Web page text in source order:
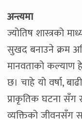
अन्त्यमा
ज्योतिष शास्त्रको
सुखद बनाउने क्रम
मानवताको कल्याण
छ। चाहे यो वर्षा,
प्राकृतिक घटना सँग
व्यक्तिको जीवनसँग